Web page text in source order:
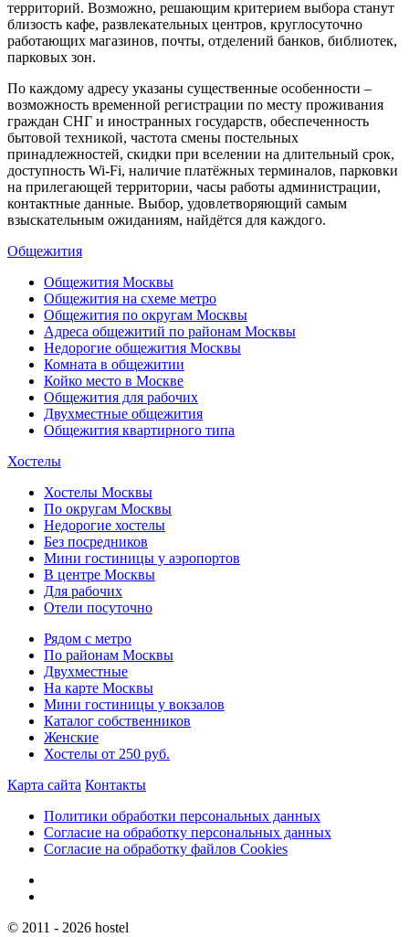
территорий. Возможно, решающим критерием выбора станут
близость кафе, развлекательных центров, круглосуточно
работающих магазинов, почты, отделений банков, библиотек,
парковых зон.
По каждому адресу указаны существенные особенности –
возможность временной регистрации по месту проживания
граждан СНГ и иностранных государств, обеспеченность
бытовой техникой, частота смены постельных
принадлежностей, скидки при вселении на длительный срок,
доступность Wi-Fi, наличие платёжных терминалов, парковки
на прилегающей территории, часы работы администрации,
контактные данные. Выбор, удовлетворяющий самым
взыскательным ожиданиям, найдётся для каждого.
Общежития
Общежития Москвы
Общежития на схеме метро
Общежития по округам Москвы
Адреса общежитий по районам Москвы
Недорогие общежития Москвы
Комната в общежитии
Койко место в Москве
Общежития для рабочих
Двухместные общежития
Общежития квартирного типа
Хостелы
Хостелы Москвы
По округам Москвы
Недорогие хостелы
Без посредников
Мини гостиницы у аэропортов
В центре Москвы
Для рабочих
Отели посуточно
Рядом с метро
По районам Москвы
Двухместные
На карте Москвы
Мини гостиницы у вокзалов
Каталог собственников
Женские
Хостелы от 250 руб.
Карта сайта Контакты
Политики обработки персональных данных
Согласие на обработку персональных данных
Согласие на обработку файлов Cookies
© 2011 - 2026 hostel